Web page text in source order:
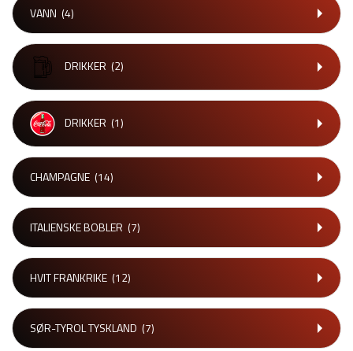
VANN (4)
DRIKKER (2)
DRIKKER (1)
CHAMPAGNE (14)
ITALIENSKE BOBLER (7)
HVIT FRANKRIKE (12)
SØR-TYROL TYSKLAND (7)